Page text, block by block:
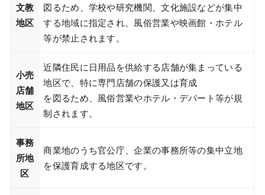
文教
地区
図るため、学校や研究機関、文化施設などが集中
する地域に指定され、風俗営業や映画館・ホテル
等が禁止されます。
小売
店舗
地区
近隣住民に日用品を供給する店舗が集まっている
地区で、特に専門店舗の保護又は育成
を図るため、風俗営業やホテル・デパート等が規
制されます。
事務
所地
区
商業地のうち官公庁、企業の事務所等の集中立地
を保護育成する地区です。